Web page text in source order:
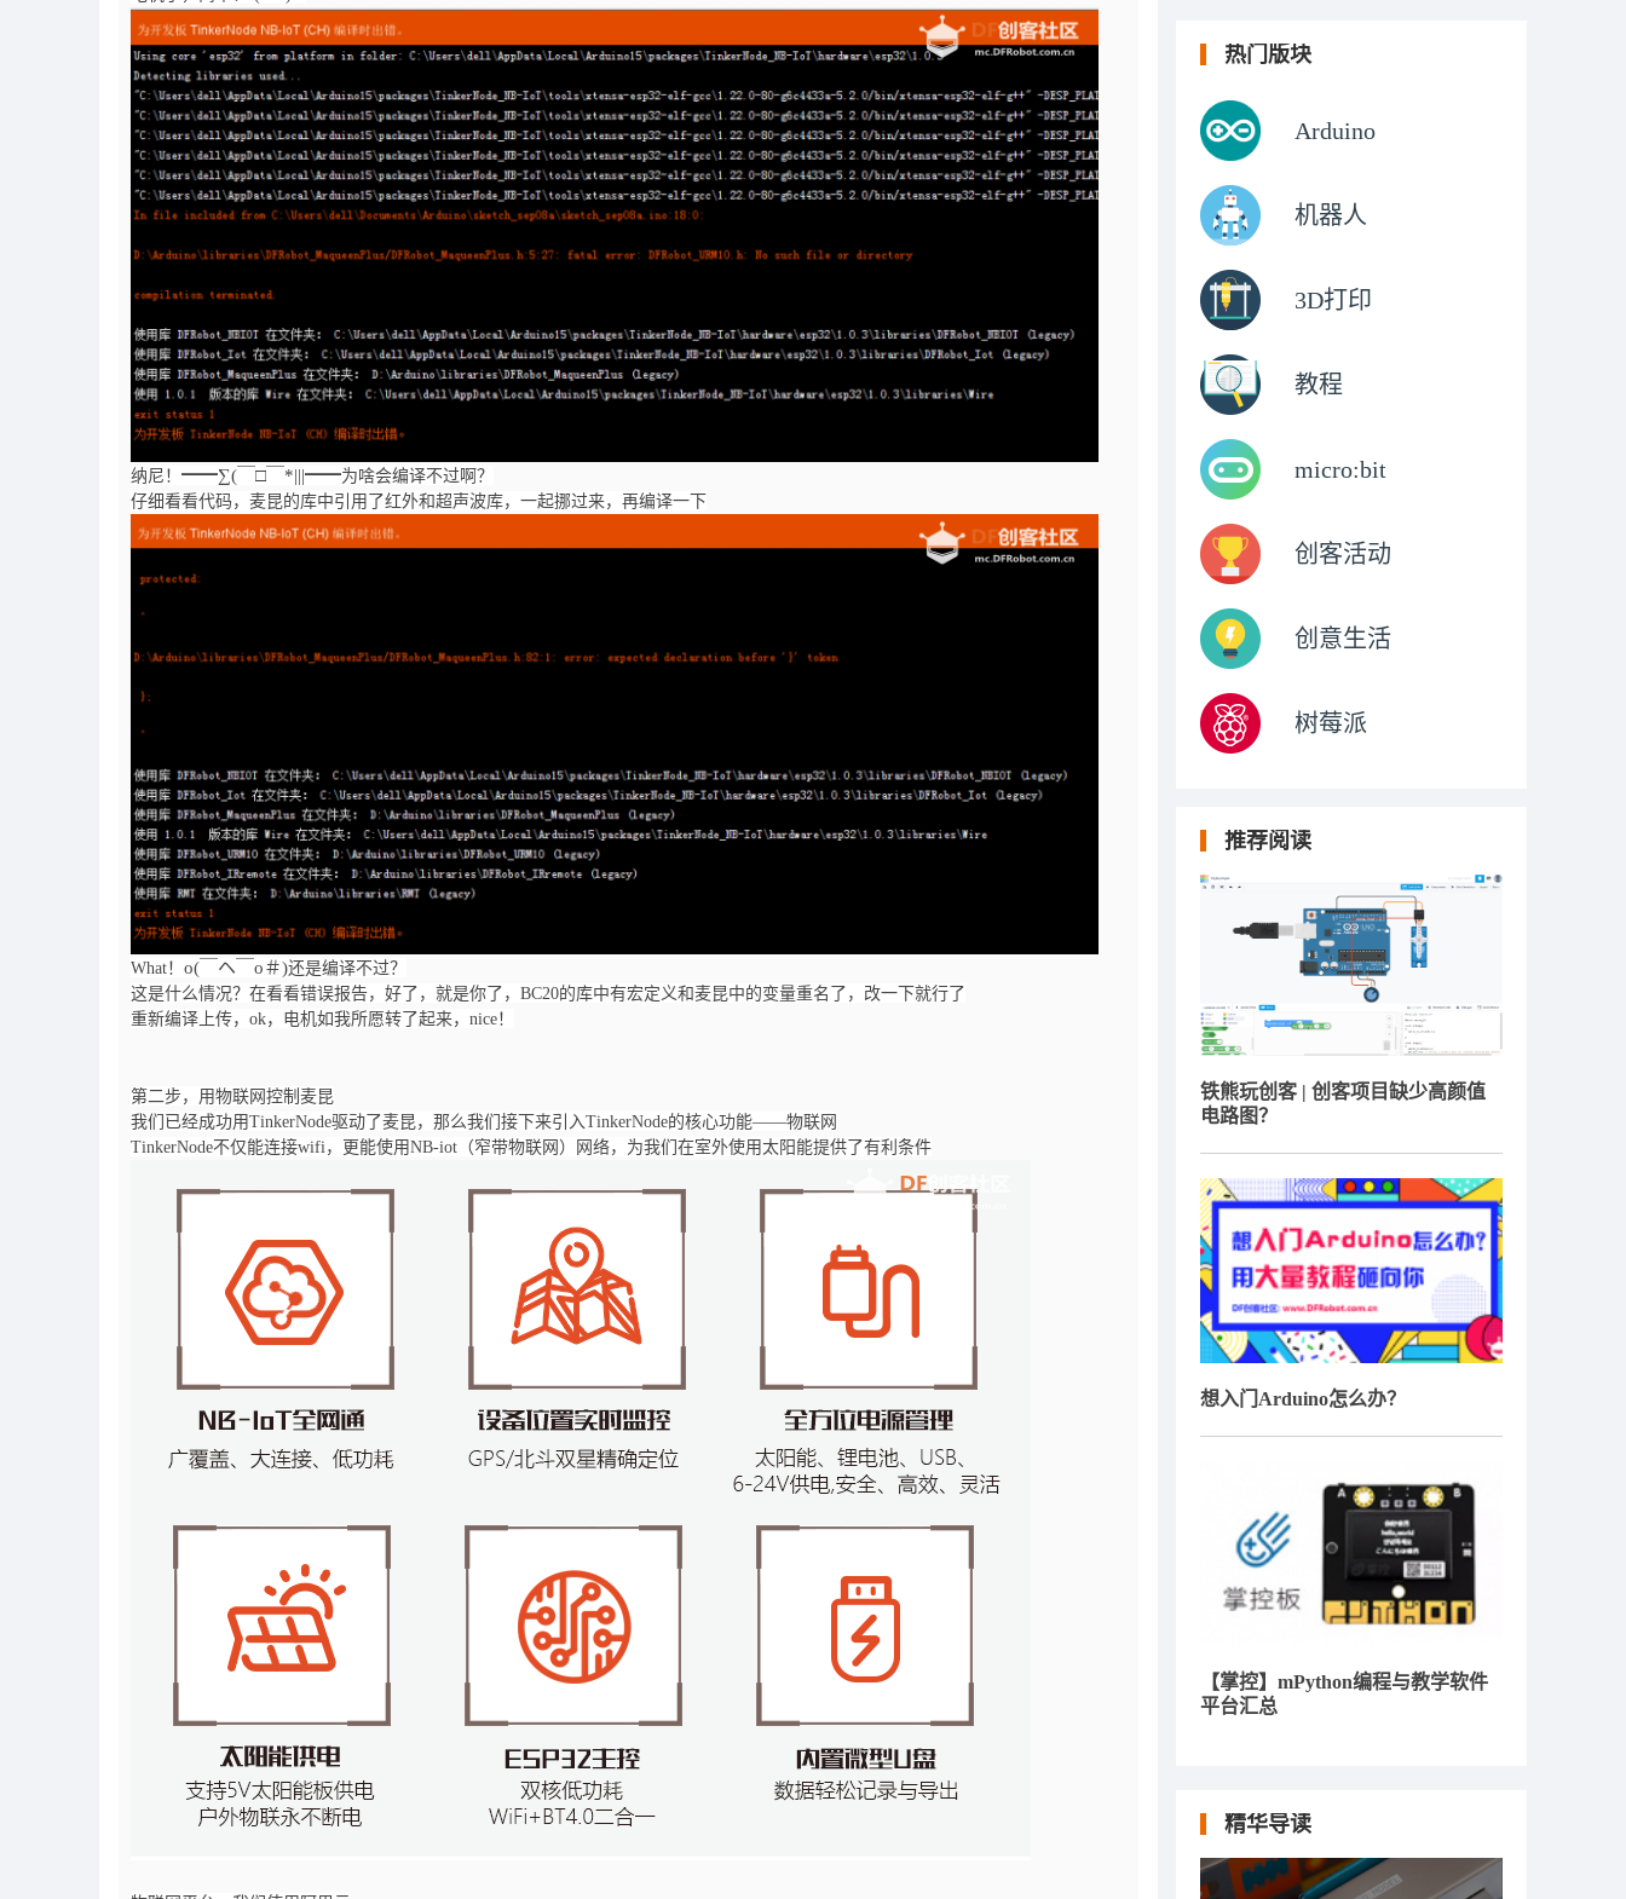
纳尼！ ━━∑(￣□￣*|||━━为啥会编译不过啊？
仔细看看代码，麦昆的库中引用了红外和超声波库，一起挪过来，再编译一下
What！ o(￣ヘ￣o＃)还是编译不过？
这是什么情况？在看看错误报告，好了，就是你了，BC20的库中有宏定义和麦昆中的变量重名了，改一下就行了
重新编译上传，ok，电机如我所愿转了起来，nice！
第二步，用物联网控制麦昆
我们已经成功用TinkerNode驱动了麦昆，那么我们接下来引入TinkerNode的核心功能——物联网
TinkerNode不仅能连接wifi，更能使用NB-iot（窄带物联网）网络，为我们在室外使用太阳能提供了有利条件
热门版块
Arduino
机器人
3D打印
教程
micro:bit
创客活动
创意生活
树莓派
推荐阅读
铁熊玩创客 | 创客项目缺少高颜值
电路图？
想入门Arduino怎么办？
【掌控】mPython编程与教学软件
平台汇总
精华导读